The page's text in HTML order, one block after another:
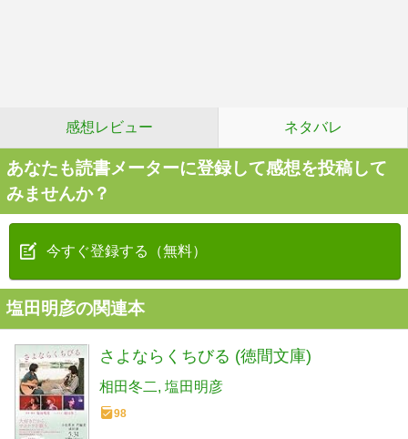
感想レビュー ネタバレ
あなたも読書メーターに登録して感想を投稿して
みませんか？
今すぐ登録する（無料）
塩田明彦の関連本
さよならくちびる (徳間文庫)
相田冬二 塩田明彦
98